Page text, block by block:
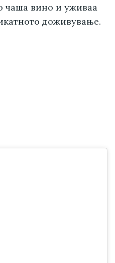
чаша вино и уживаа
доживување.